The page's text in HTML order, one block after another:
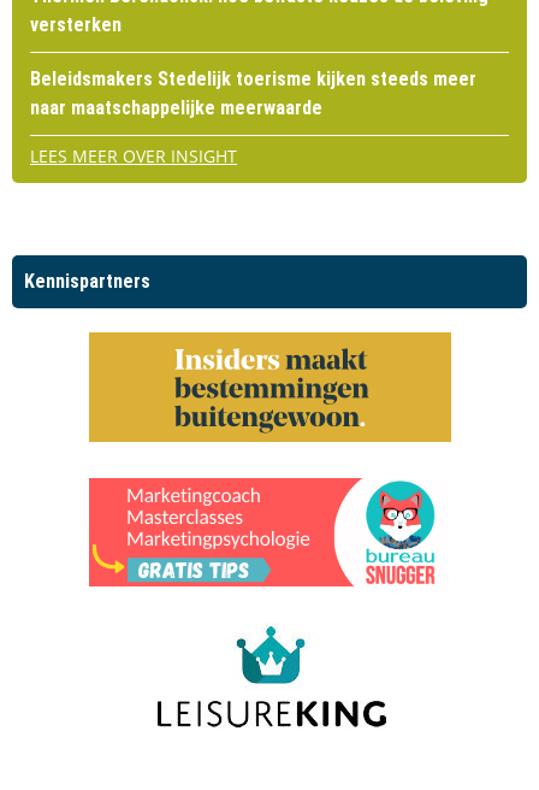
versterken
Beleidsmakers Stedelijk toerisme kijken steeds meer
naar maatschappelijke meerwaarde
LEES MEER OVER INSIGHT
Kennispartners